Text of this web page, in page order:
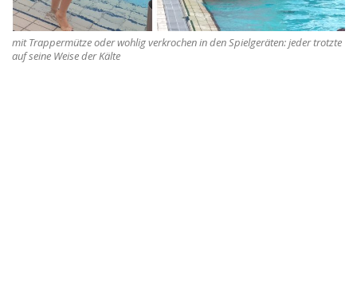
mit Trappermütze oder wohlig verkrochen in den Spielgeräten: jeder trotzte
auf seine Weise der Kälte